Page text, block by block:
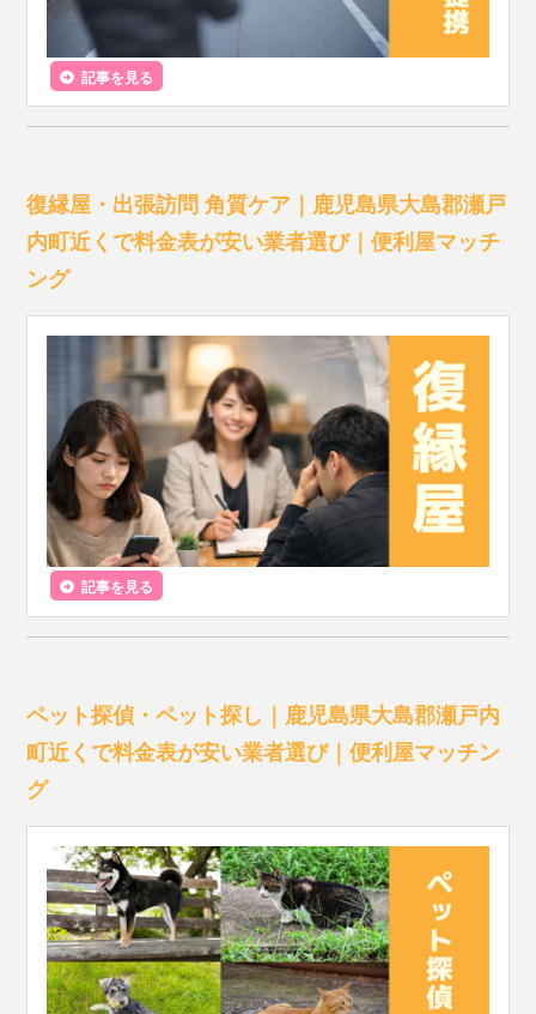
記事を見る
復縁屋・出張訪問 角質ケア｜鹿児島県大島郡瀬戸
内町近くで料金表が安い業者選び｜便利屋マッチ
ング
記事を見る
ペット探偵・ペット探し｜鹿児島県大島郡瀬戸内
町近くで料金表が安い業者選び｜便利屋マッチン
グ